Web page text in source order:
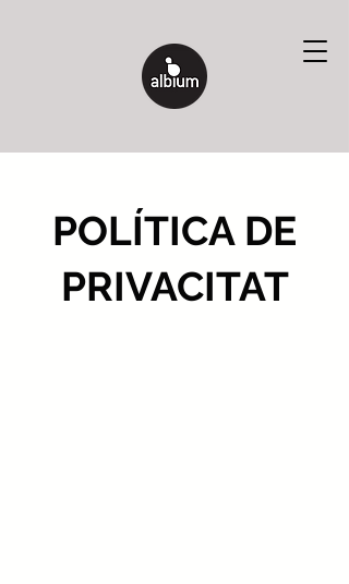
POLÍTICA DE
PRIVACITAT